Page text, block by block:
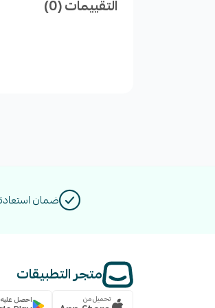
التقييمات (0)
ضمان استعادة
متجر التطبيقات
تحميل من احصل